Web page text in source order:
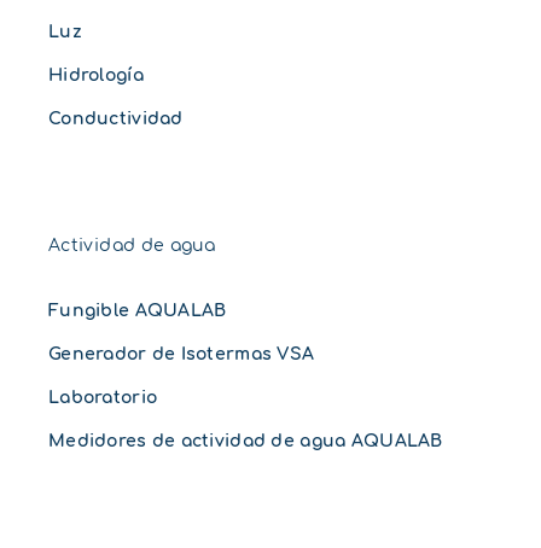
Luz
Hidrología
Conductividad
Actividad de agua
Fungible AQUALAB
Generador de Isotermas VSA
Laboratorio
Medidores de actividad de agua AQUALAB